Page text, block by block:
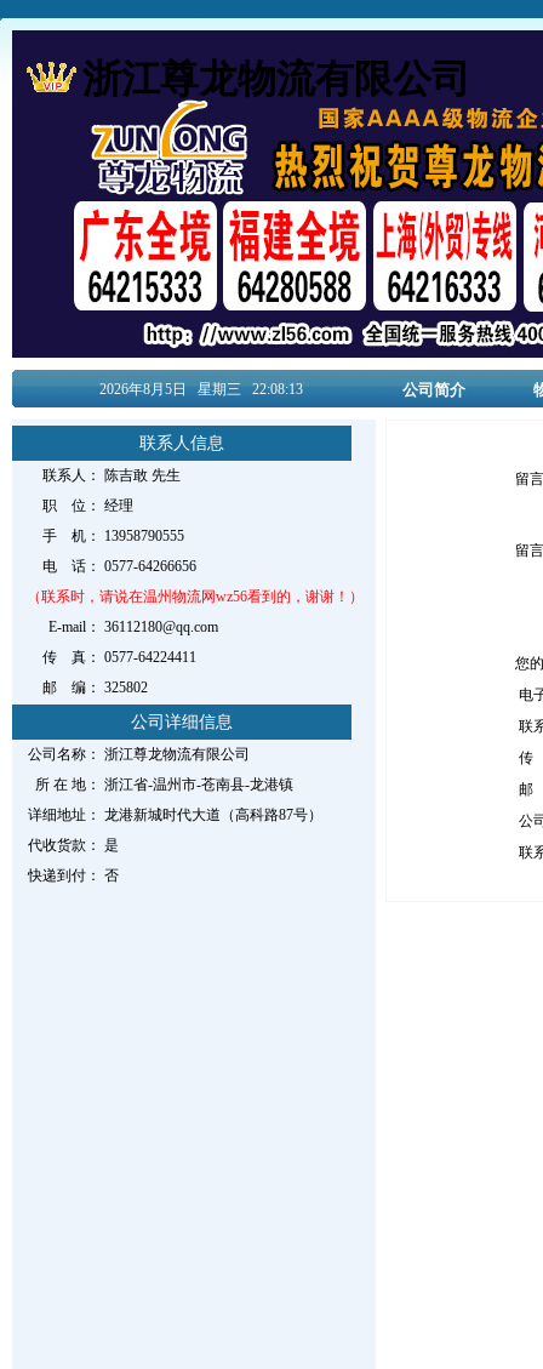
浙江尊龙物流有限公司
2026年8月5日 星期三 22:08:13 公司简介
联系人信息
联系人： 陈吉敢 先生
职 位： 经理
手 机：
13958790555
电 话： 0577-64266656
（联系时，请说在温州物流网wz56看到的，谢谢！）
E-mail： 36112180@qq.com
传 真： 0577-64224411
邮 编： 325802
公司详细信息
公司名称： 浙江尊龙物流有限公司
所 在 地： 浙江省-温州市-苍南县-龙港镇
详细地址： 龙港新城时代大道（高科路87号）
代收货款： 是
快递到付： 否
留
留
您
电
联
公
联